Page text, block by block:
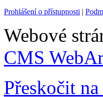
Prohlášení o přístupnosti |
Webové
CMS
Přeskočit